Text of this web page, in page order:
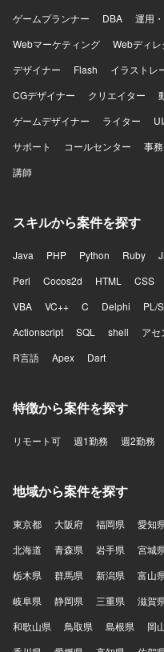
ゲームプランナー
DBA 運用
Webマーケティング
Webディレ
デザイナー
Flash イラストレ
CGデザイナー
クリエイター
ゲームデザイナー
ライター
サポート
コールセンター 事務
講師
スキルから案件を探す
Java PHP Python Ruby
Perl
Cocos2d HTML CSS
VBA
VC++ C Delphi PL/
Actionscript
SQL shell アセ
R言語
Apex Dart
特徴から案件を探す
リモート可 週1勤務 週2勤務
地域から案件を探す
東京都 大阪府 福岡県 愛知
北海道
青森県 岩手県 宮城
栃木県
群馬県 新潟県 富山
岐阜県
静岡県 三重県 滋賀
和歌山県
鳥取県 島根県 岡